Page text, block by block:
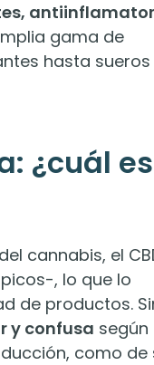
gama de
hasta sueros
¿cuál es
cannabis, el
, lo que lo
de productos.
y confusa según
como de